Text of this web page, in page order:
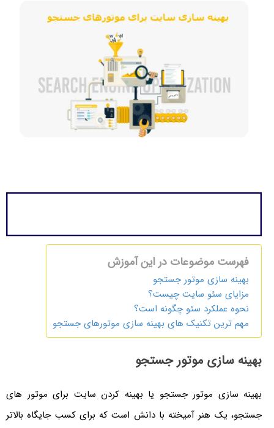
فهرست موضوعات در این آموزش
بهینه سازی موتور جستجو
مزایای سئو سایت چیست؟
نحوه عملکرد سئو چگونه است؟
مهم ترین تکنیک های بهینه سازی موتورهای جستجو
بهینه سازی موتور جستجو
بهینه سازی موتور جستجو یا بهینه کردن سایت برای موتور های
جستجو، یک هنر آمیخته با دانش است که برای کسب جایگاه بالاتر